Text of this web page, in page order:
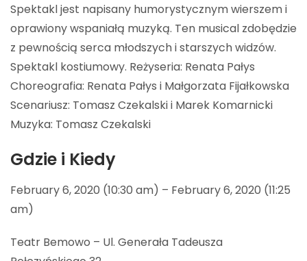
Spektakl jest napisany humorystycznym wierszem i
oprawiony wspaniałą muzyką. Ten musical zdobędzie
z pewnością serca młodszych i starszych widzów.
Spektakl kostiumowy. Reżyseria: Renata Pałys
Choreografia: Renata Pałys i Małgorzata Fijałkowska
Scenariusz: Tomasz Czekalski i Marek Komarnicki
Muzyka: Tomasz Czekalski
Gdzie i Kiedy
February 6, 2020 (10:30 am) – February 6, 2020 (11:25
am)
Teatr Bemowo – Ul. Generała Tadeusza